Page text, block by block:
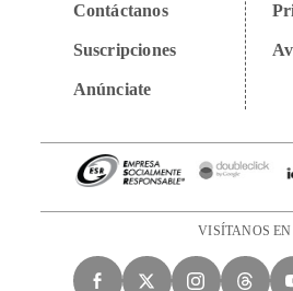
Contáctanos
Suscripciones
Anúnciate
VISÍTANOS EN